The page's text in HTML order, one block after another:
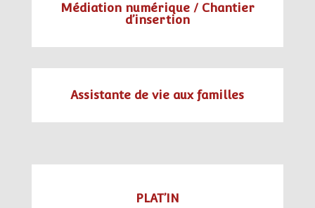
Médiation numérique / Chantier
d’insertion
Assistante de vie aux familles
PLAT’IN